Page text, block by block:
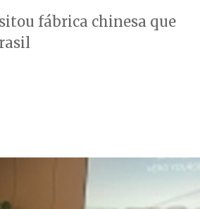
fábrica chinesa que